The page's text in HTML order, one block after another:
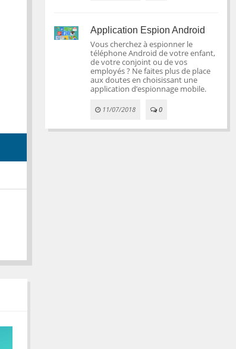
Application Espion Android
Vous cherchez à espionner le
téléphone Android de votre enfant,
de votre conjoint ou de vos
employés ? Ne faites plus de place
aux doutes en choisissant une
application d’espionnage mobile.
11/07/2018 0